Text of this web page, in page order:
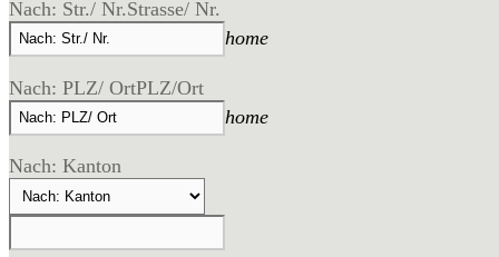
Nach: Str./ Nr.Strasse/ Nr.
home
Nach: PLZ/ OrtPLZ/Ort
home
Nach: Kanton